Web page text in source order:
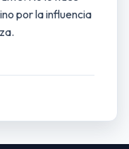
por la influencia